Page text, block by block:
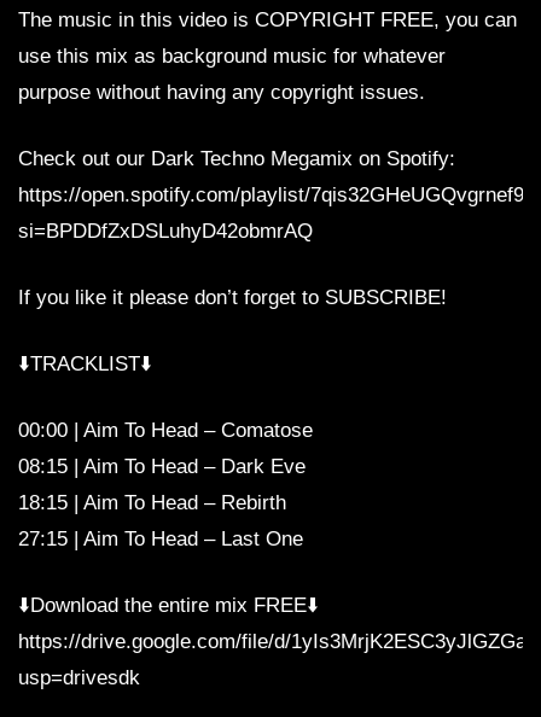
The music in this video is COPYRIGHT FREE, you can
use this mix as background music for whatever
purpose without having any copyright issues.
Check out our Dark Techno Megamix on Spotify:
https://open.spotify.com/playlist/
si=BPDDfZxDSLuhyD42obmrAQ
If you like it please don’t forget to SUBSCRIBE!
⬇️TRACKLIST⬇️
00:00 | Aim To Head – Comatose
08:15 | Aim To Head – Dark Eve
18:15 | Aim To Head – Rebirth
27:15 | Aim To Head – Last One
⬇️Download the entire mix FREE⬇️
https://drive.google.com/file/d/
usp=drivesdk